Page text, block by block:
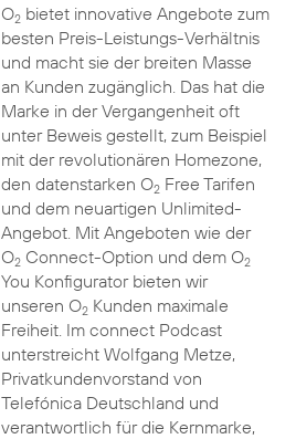
O2bietet innovative Angebote zum
besten Preis-Leistungs-Verhältnis
und macht sie der breiten Masse
an Kunden zugänglich. Das hat die
Marke in der Vergangenheit oft
unter Beweis gestellt, zum Beispiel
mit der revolutionären Homezone,
den datenstarken O2Free Tarifen
und dem neuartigen Unlimited-
Angebot. Mit Angeboten wie der
O2Connect-Option und dem O2
You Konfigurator bieten wir
unseren O2Kunden maximale
Freiheit. Im connect Podcast
unterstreicht Wolfgang Metze,
Privatkundenvorstand von
Telefónica Deutschland und
verantwortlich für die Kernmarke,